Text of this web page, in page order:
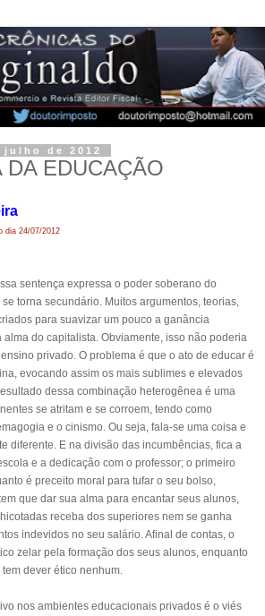
de 2012
DA EDUCAÇÃO
dia 24/07/2012
sentença expressa o poder soberano do
torna secundário. Muitos argumentos, teorias,
para suavizar um pouco a ganância
do capitalista. Obviamente, isso não poderia
privado. O problema é que o ato de educar é
evocando assim os mais sublimes e elevados
dessa combinação heterogênea é uma
se atritam e se corroem, tendo como
e o cinismo. Ou seja, fala-se uma coisa e
diferente. E na divisão das incumbências, fica a
e a dedicação com o professor; o primeiro
é preceito moral para tufar o seu bolso,
que dar sua alma para encantar seus alunos,
receba dos superiores nem se ganha
indevidos no seu salário. Afinal de contas, o
zelar pela formação dos seus alunos, enquanto
dever ético nenhum.
nos ambientes educacionais privados é o viés